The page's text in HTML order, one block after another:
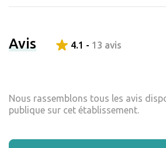
Avis 4.1 - 13 avis
Nous rassemblons tous les avis
publique sur cet établissement.